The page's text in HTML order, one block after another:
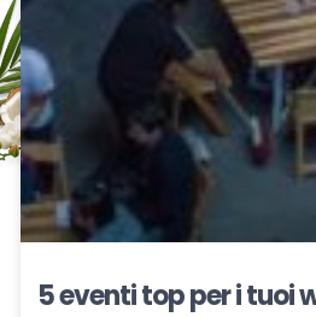
5 eventi top per i tuoi